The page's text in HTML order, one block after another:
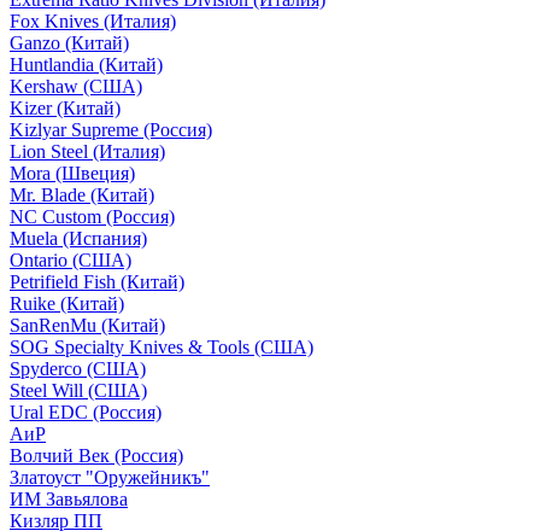
Fox Knives (Италия)
Ganzo (Китай)
Huntlandia (Китай)
Kershaw (США)
Kizer (Китай)
Kizlyar Supreme (Россия)
Lion Steel (Италия)
Mora (Швеция)
Mr. Blade (Китай)
NC Custom (Россия)
Muela (Испания)
Ontario (США)
Petrifield Fish (Китай)
Ruike (Китай)
SanRenMu (Китай)
SOG Specialty Knives & Tools (США)
Spyderco (США)
Steel Will (США)
Ural EDC (Россия)
АиР
Волчий Век (Россия)
Златоуст "Оружейникъ"
ИМ Завьялова
Кизляр ПП